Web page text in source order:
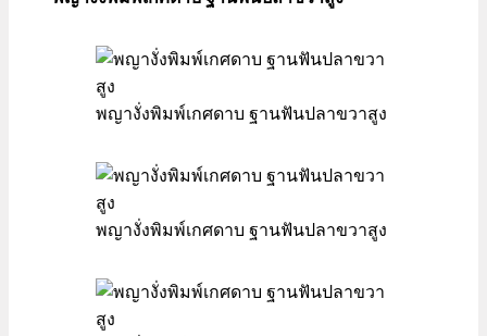
พญางั่งพิมพ์เกศดาบ ฐานฟันปลาขวาสูง
พญางั่งพิมพ์เกศดาบ ฐานฟันปลาขวาสูง